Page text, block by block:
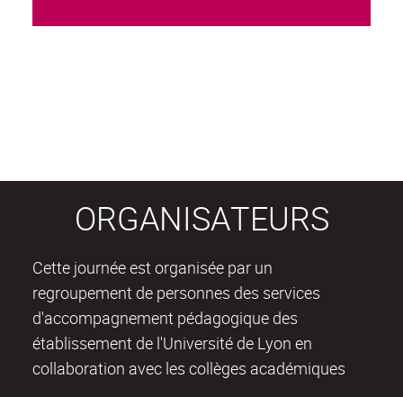
ORGANISATEURS
Cette journée est organisée par un
regroupement de personnes des services
d'accompagnement pédagogique des
établissement de l'Université de Lyon en
collaboration avec les collèges académiques